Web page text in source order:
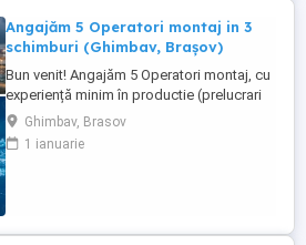
Angajăm 5 Operatori montaj in 3
schimburi (Ghimbav, Brașov)
Bun venit! Angajăm 5 Operatori montaj, cu
experiență minim în productie (prelucrari
prin aschiere). Căutăm persoane serioase,
dornice să învețe și să muncească, se va
oferi instruire la locul de muncă. Program:
Ghimbav, Brasov
1 ianuarie